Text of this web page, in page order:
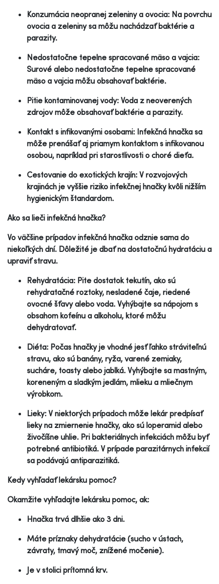
Konzumácia neopranej zeleniny a ovocia: Na povrchu
ovocia a zeleniny sa môžu nachádzať baktérie a
parazity.
Nedostatočne tepelne spracované mäso a vajcia:
Surové alebo nedostatočne tepelne spracované
mäso a vajcia môžu obsahovať baktérie.
Pitie kontaminovanej vody: Voda z neoverených
zdrojov môže obsahovať baktérie a parazity.
Kontakt s infikovanými osobami: Infekčná hnačka sa
môže prenášať aj priamym kontaktom s infikovanou
osobou, napríklad pri starostlivosti o choré dieťa.
Cestovanie do exotických krajín: V rozvojových
krajinách je vyššie riziko infekčnej hnačky kvôli nižším
hygienickým štandardom.
Ako sa lieči infekčná hnačka?
Vo väčšine prípadov infekčná hnačka odznie sama do
niekoľkých dní. Dôležité je dbať na dostatočnú hydratáciu a
upraviť stravu.
Rehydratácia: Pite dostatok tekutín, ako sú
rehydratačné roztoky, nesladené čaje, riedené
ovocné šťavy alebo voda. Vyhýbajte sa nápojom s
obsahom kofeínu a alkoholu, ktoré môžu
dehydratovať.
Diéta: Počas hnačky je vhodné jesť ľahko stráviteľnú
stravu, ako sú banány, ryža, varené zemiaky,
sucháre, toasty alebo jablká. Vyhýbajte sa mastným,
koreneným a sladkým jedlám, mlieku a mliečnym
výrobkom.
Lieky: V niektorých prípadoch môže lekár predpísať
lieky na zmiernenie hnačky, ako sú loperamid alebo
živočíšne uhlie. Pri bakteriálnych infekciách môžu byť
potrebné antibiotiká. V prípade parazitárnych infekcií
sa podávajú antiparazitiká.
Kedy vyhľadať lekársku pomoc?
Okamžite vyhľadajte lekársku pomoc, ak:
Hnačka trvá dlhšie ako 3 dni.
Máte príznaky dehydratácie (sucho v ústach,
závraty, tmavý moč, znížené močenie).
Je v stolici prítomná krv.